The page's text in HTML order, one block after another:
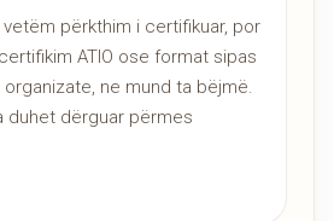
përkthim i certifikuar, por
ATIO ose format sipas
ne mund ta bëjmë.
duhet dërguar përmes